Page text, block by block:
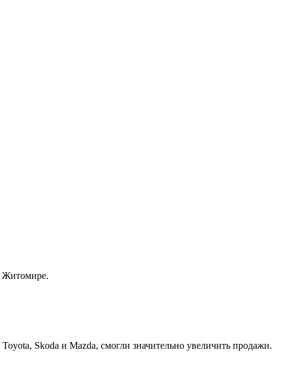
Житомире.
Skoda и Mazda, смогли значительно увеличить продажи.